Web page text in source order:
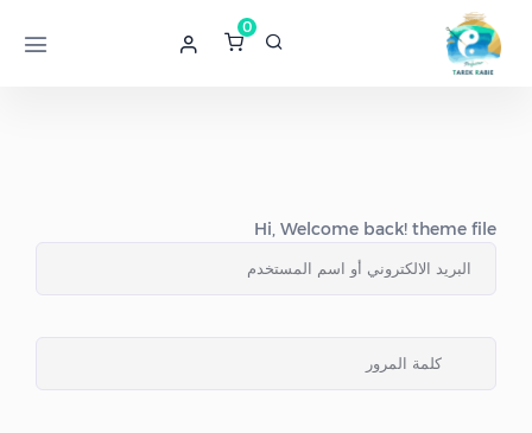
0
Hi, Welcome back! theme file